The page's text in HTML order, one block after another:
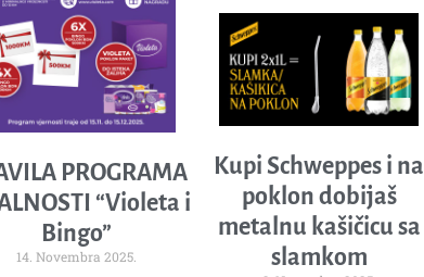
PROGRAMA
“Violeta i
Bingo”
14. Novembra 2025.
Kupi Schweppes i na
poklon dobijaš
metalnu kašičicu sa
slamkom